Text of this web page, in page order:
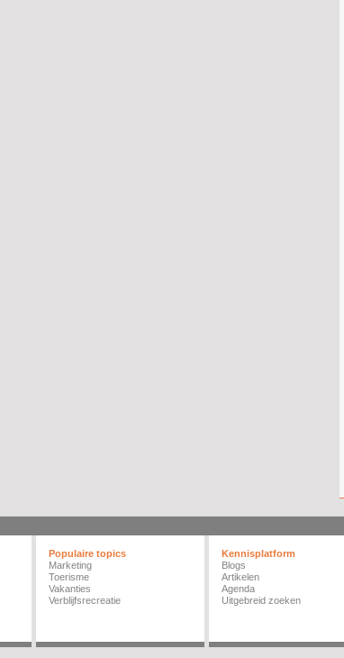
Populaire topics
Marketing
Toerisme
Vakanties
Verblijfsrecreatie
Kennisplatform
Blogs
Artikelen
Agenda
Uitgebreid zoeken